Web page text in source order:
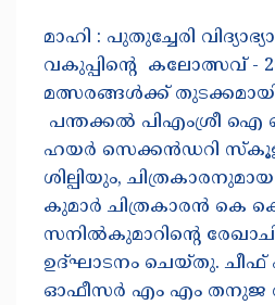
മാഹി : പുതുച്ചേരി
വകുപ്പിന്റെ കലോത്സവ് -
മത്സരങ്ങൾക്ക്
പന്തക്കൽ പിഎംശ്രീ ഐ
ഹയർ സെക്കൻഡറി
ശില്പിയും,
കുമാർ ചിത്രകാരൻ കെ
സനിൽകുമാറിന്റെ
ഉദ്ഘാടനം ചെയ്തു.
ഓഫീസർ എം എം തനുജ